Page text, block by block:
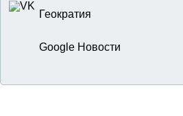
Геократия
Google Новости